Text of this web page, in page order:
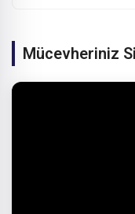
Mücevheriniz